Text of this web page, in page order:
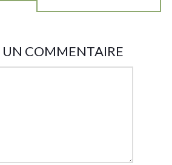
UN COMMENTAIRE